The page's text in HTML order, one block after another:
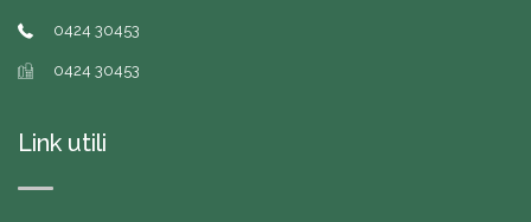
0424 30453
0424 30453
Link utili